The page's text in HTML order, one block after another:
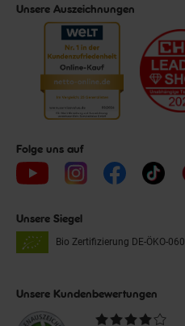
Unsere Auszeichnungen
Folge uns auf
Unsere Siegel
Bio Zertifizierung DE-ÖKO-060
Unsere Kundenbewertungen
Durchschnittliche